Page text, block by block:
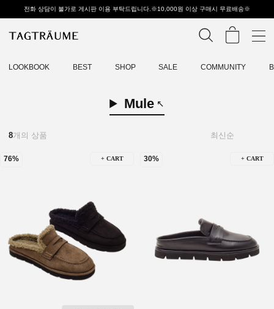
전화 상담이 불가로 게시판 이용 부탁드립니다.※10,000원 이상 구매시 무료배송※
LOOKBOOK BEST SHOP SALE COMMUNITY
Mule
8개의 상품
76% + CART 30% + CART